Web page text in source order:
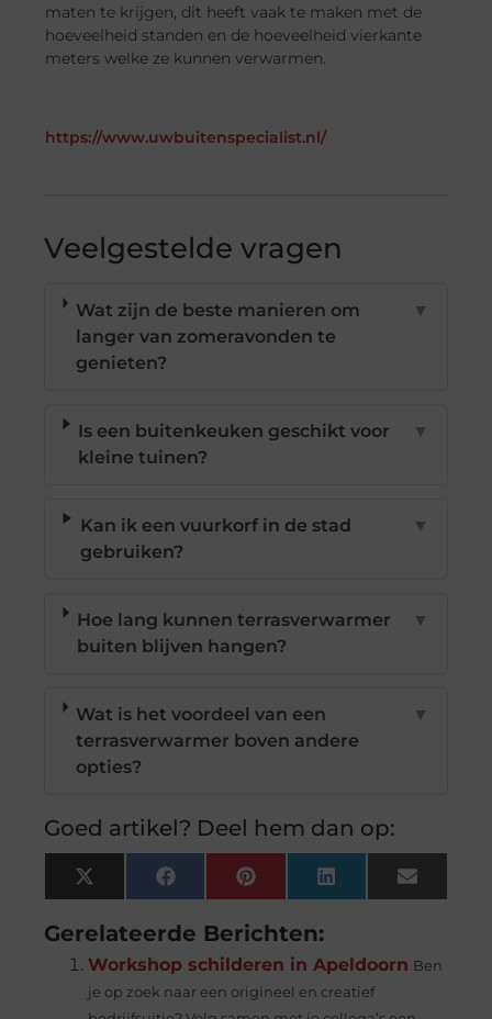
maten te krijgen, dit heeft vaak te maken met de
hoeveelheid standen en de hoeveelheid vierkante
meters welke ze kunnen verwarmen.
https://www.uwbuitenspecialist.nl/
Veelgestelde vragen
Wat zijn de beste manieren om
langer van zomeravonden te
genieten?
▼
Is een buitenkeuken geschikt voor
kleine tuinen?
▼
Kan ik een vuurkorf in de stad
gebruiken?
▼
Hoe lang kunnen terrasverwarmer
buiten blijven hangen?
▼
Wat is het voordeel van een
terrasverwarmer boven andere
opties?
▼
Goed artikel? Deel hem dan op:
X
(Twitter)
FacebookPinterestLinkedInEmail
Gerelateerde Berichten:
Workshop schilderen in Apeldoorn Ben
je op zoek naar een origineel en creatief